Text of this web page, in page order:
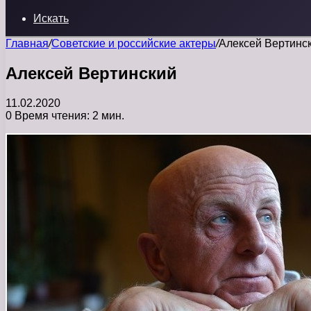
Искать
Главная/Советские и российские актеры/Алексей
Алексей Вертинский
11.02.2020
0 Время чтения: 2 мин.